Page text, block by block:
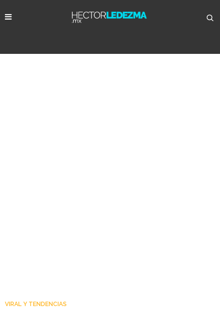
VIRAL Y TENDENCIAS